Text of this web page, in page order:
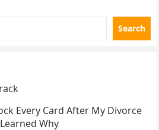
Search
Every Card After My Divorce
Why